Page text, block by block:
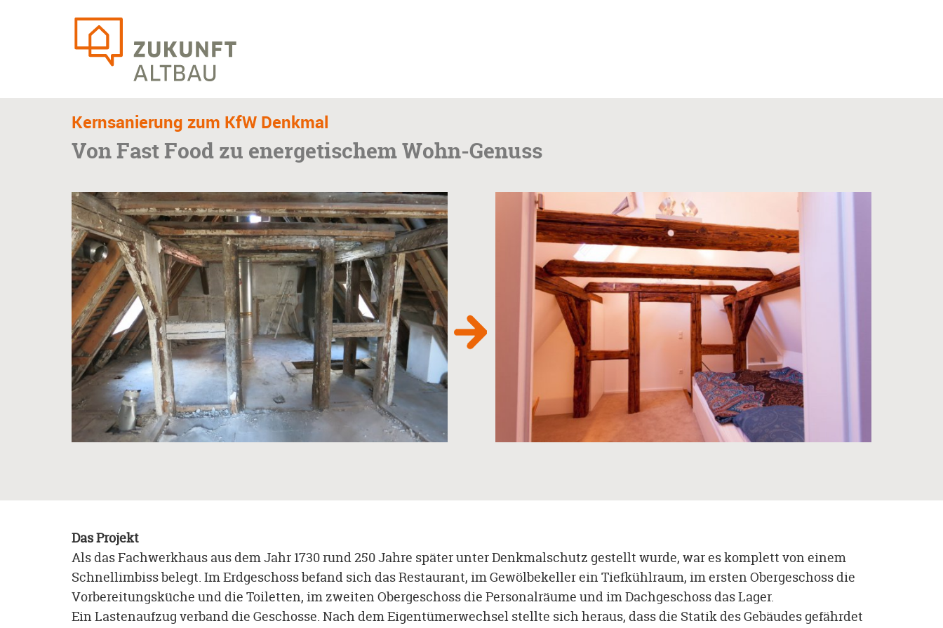
Kernsanierung zum KfW Denkmal
Von Fast Food zu energetischem Wohn-Genuss
Das Projekt
Als das Fachwerkhaus aus dem Jahr 1730 rund 250 Jahre später unter Denkmalschutz gestellt wurde, war es komplett von einem
Schnellimbiss belegt. Im Erdgeschoss befand sich das Restaurant, im Gewölbekeller ein Tiefkühlraum, im ersten Obergeschoss die
Vorbereitungsküche und die Toiletten, im zweiten Obergeschoss die Personalräume und im Dachgeschoss das Lager.
Ein Lastenaufzug verband die Geschosse. Nach dem Eigentümerwechsel stellte sich heraus, dass die Statik des Gebäudes gefährdet